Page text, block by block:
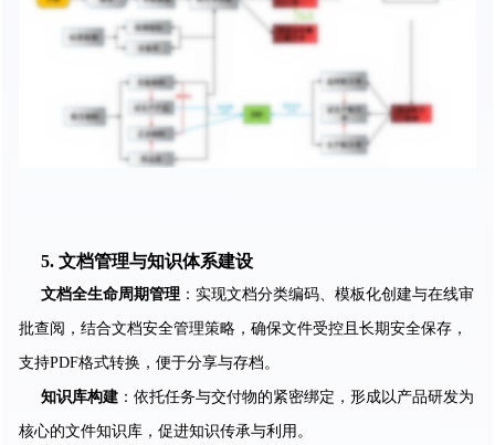
5. 文档管理与知识体系建设
文档全生命周期管理 ：实现文档分类编码、模板化创建与在线审
批查阅，结合文档安全管理策略，确保文件受控且长期安全保存，
支持PDF格式转换，便于分享与存档。
知识库构建 ：依托任务与交付物的紧密绑定，形成以产品研发为
核心的文件知识库，促进知识传承与利用。